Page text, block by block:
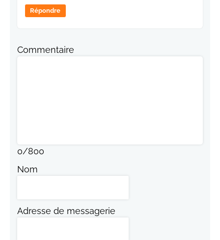
Répondre
Commentaire
0/800
Nom
Adresse de messagerie